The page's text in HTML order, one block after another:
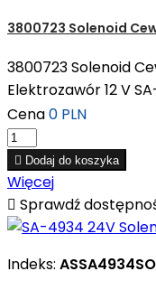
3800723 Solenoid
3800723 Solenoid
Elektrozawór 12 V
Cena0 PLN
 Dodaj do koszyka
Więcej
 Sprawdź
Indeks: